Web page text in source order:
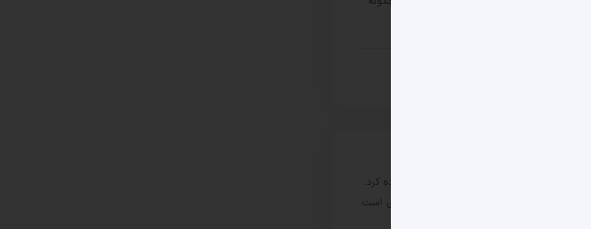
…
بهتر است یا کامپوزیت؟
از دو روش کامپوزیت و لمینت استفاده کرد.
سطح دندان قرار می‌گیرد و یک راهکار موقتی است.